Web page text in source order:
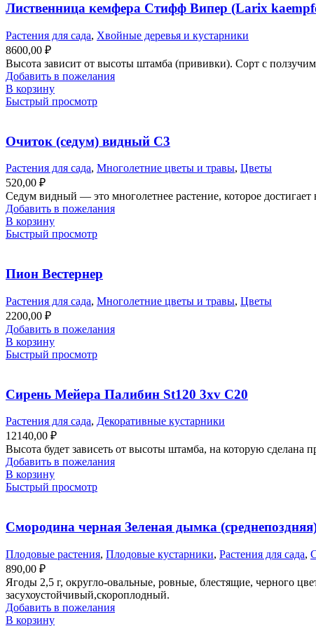
Лиственница кемфера Стифф Випер (Larix
Растения для сада, Хвойные деревья и кустарники
8600,00 ₽
Высота зависит от высоты штамба (прививки). Сорт с
Добавить в пожелания
В корзину
Быстрый просмотр
Очиток (седум) видный С3
Растения для сада, Многолетние цветы и травы, Цветы
520,00 ₽
Седум видный — это многолетнее растение, которое
Добавить в пожелания
В корзину
Быстрый просмотр
Пион Вестернер
Растения для сада, Многолетние цветы и травы, Цветы
2200,00 ₽
Добавить в пожелания
В корзину
Быстрый просмотр
Сирень Мейера Палибин St120 3xv С20
Растения для сада, Декоративные кустарники
12140,00 ₽
Высота будет зависеть от высоты штамба, на которую сделана
Добавить в пожелания
В корзину
Быстрый просмотр
Смородина черная Зеленая дымка
Плодовые растения, Плодовые кустарники, Растения для сада,
890,00 ₽
Ягоды 2,5 г, округло-овальные, ровные, блестящие, черного
засухоустойчивый,скороплодный.
Добавить в пожелания
В корзину